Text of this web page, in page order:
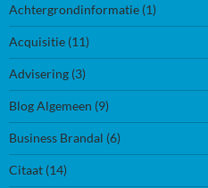
Achtergrondinformatie (1)
Acquisitie (11)
Advisering (3)
Blog Algemeen (9)
Business Brandal (6)
Citaat (14)